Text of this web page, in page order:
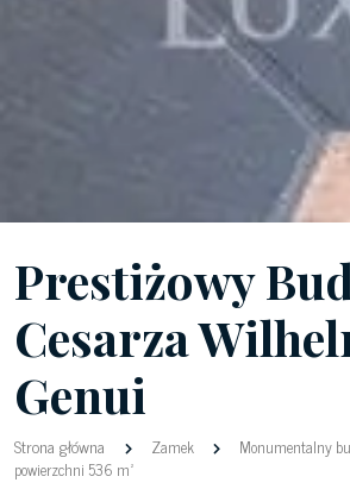
Prestiżowy
Cesarza
Genui
Strona główna Zamek
Monumentalny
powierzchni 536 m²